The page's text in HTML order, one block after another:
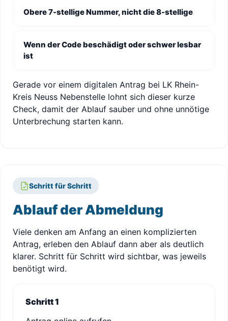
Obere 7-stellige Nummer, nicht die 8-stellige
Wenn der Code beschädigt oder schwer lesbar
ist
Gerade vor einem digitalen Antrag bei LK Rhein-
Kreis Neuss Nebenstelle lohnt sich dieser kurze
Check, damit der Ablauf sauber und ohne unnötige
Unterbrechung starten kann.
Schritt für Schritt
Ablauf der Abmeldung
Viele denken am Anfang an einen komplizierten
Antrag, erleben den Ablauf dann aber als deutlich
klarer. Schritt für Schritt wird sichtbar, was jeweils
benötigt wird.
Schritt 1